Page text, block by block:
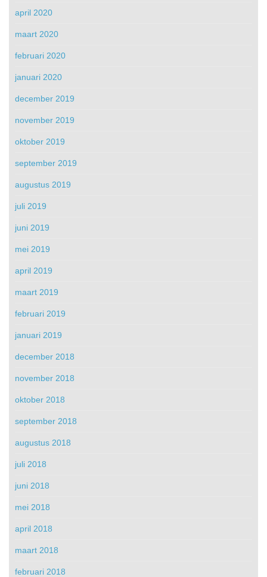
april 2020
maart 2020
februari 2020
januari 2020
december 2019
november 2019
oktober 2019
september 2019
augustus 2019
juli 2019
juni 2019
mei 2019
april 2019
maart 2019
februari 2019
januari 2019
december 2018
november 2018
oktober 2018
september 2018
augustus 2018
juli 2018
juni 2018
mei 2018
april 2018
maart 2018
februari 2018